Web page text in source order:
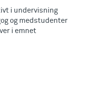
i undervisning
og medstudenter
i emnet